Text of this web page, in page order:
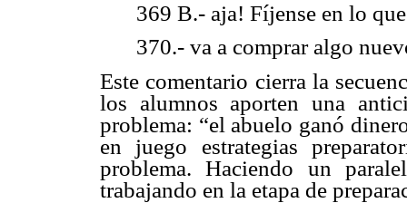
369 B.- aja! Fíjense en lo
370.- va a comprar algo
Este comentario cierra la
los alumnos aporten una
problema: “el abuelo ganó
en juego estrategias
problema. Haciendo un
trabajando en la etapa de